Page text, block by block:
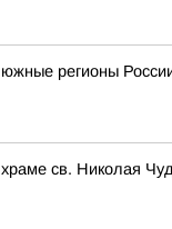
регионы
храме св. Николая